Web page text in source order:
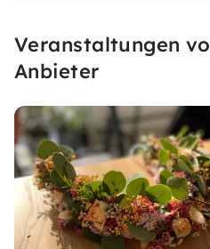
Gruppenbuchungen
Termin ausmachen.
Veranstaltungen
Anbieter